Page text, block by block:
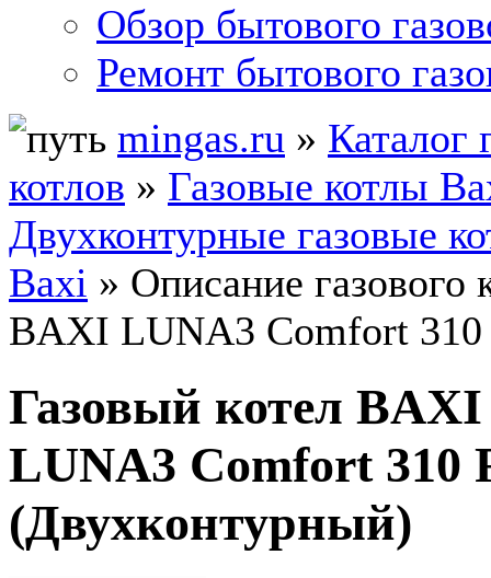
Обзор бытового
Ремонт бытового
mingas.ru » Каталог
котлов » Газовые котлы
Двухконтурные газовые
Baxi » Описание газового
BAXI LUNA3 Comfort
Газовый котел BAXI
LUNA3 Comfort 310
(Двухконтурный)